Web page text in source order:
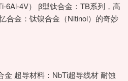
6Al-4V） β型钛合金：TB系列，高
合金：钛镍合金（Nitinol）的奇妙
金 超导材料：NbTi超导线材 耐蚀